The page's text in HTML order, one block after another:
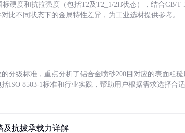
硬度和抗拉强度（包括T2及T2_1/2H状态），结合GB/T
比不同状态下的金属特性差异，为工业选材提供参考。
分级标准，重点分析了铝合金喷砂200目对应的表面粗
ISO 8503-1标准和行业实践，帮助用户根据需求选择合适
及抗拔承载力详解